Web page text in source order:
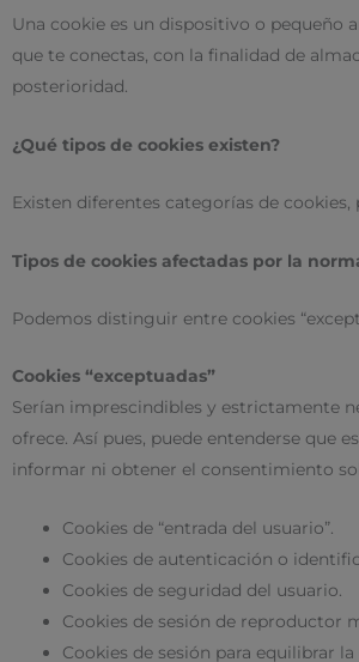
Una cookie es un dispositivo o pequeño
que te conectas, con la finalidad de
posterioridad.
¿Qué tipos de cookies existen?
Existen diferentes categorías de
Tipos de cookies afectadas por la
Podemos distinguir entre cookies
Cookies “exceptuadas”
Serían imprescindibles y estrictamente
ofrece. Así pues, puede entenderse que
informar ni obtener el consentimiento
Cookies de “entrada del usuario”.
Cookies de autenticación o
Cookies de seguridad del usuario.
Cookies de sesión de reproductor
Cookies de sesión para equilibrar la